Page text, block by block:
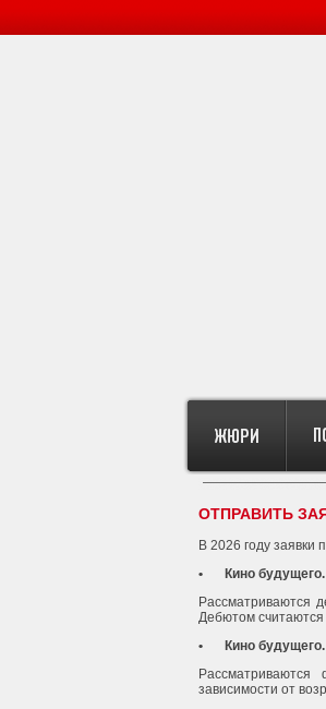
ОТПРАВИТЬ
В 2026 году заявки
•
Кино
Рассматриваются
Дебютом считаются
•
Кино
зависимости от